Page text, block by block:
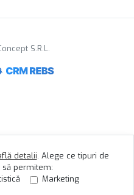
S.R.L.
detalii. Alege ce tipuri de
să permitem:
Marketing